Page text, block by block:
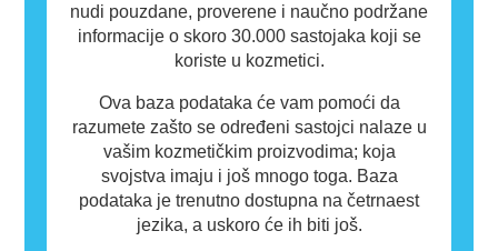
nudi pouzdane, proverene i naučno podržane
informacije o skoro 30.000 sastojaka koji se
koriste u kozmetici.
Ova baza podataka će vam pomoći da
razumete zašto se određeni sastojci nalaze u
vašim kozmetičkim proizvodima; koja
svojstva imaju i još mnogo toga. Baza
podataka je trenutno dostupna na četrnaest
jezika, a uskoro će ih biti još.